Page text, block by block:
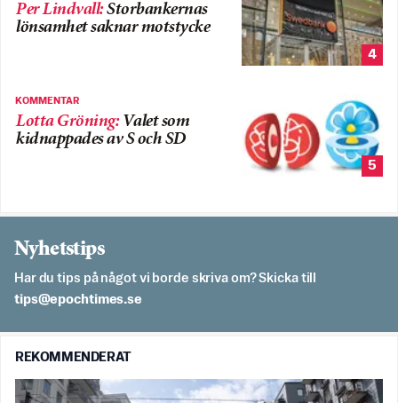
Per Lindvall:Storbankernas
lönsamhet saknar motstycke
4
KOMMENTAR
Lotta Gröning: Valet som
kidnappades av S och SD
5
Nyhetstips
Har du tips på något vi borde skriva om? Skicka till
es.semithcope@spit
REKOMMENDERAT